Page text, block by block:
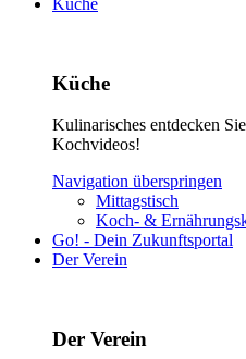
Küche
Kulinarisches entdecken
Kochvideos!
Navigation überspringen
Mittagstisch
Koch- &
Go! - Dein Zukunftsportal
Der Verein
Der Verein